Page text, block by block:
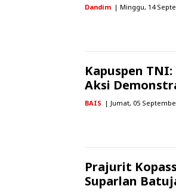
Dandim | Minggu, 14
Kapuspen
Aksi
BAIS | Jumat, 05
Prajurit
Suparlan